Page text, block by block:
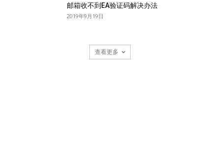
邮箱收不到EA验证码解决办法
2019年9月19日
查看更多